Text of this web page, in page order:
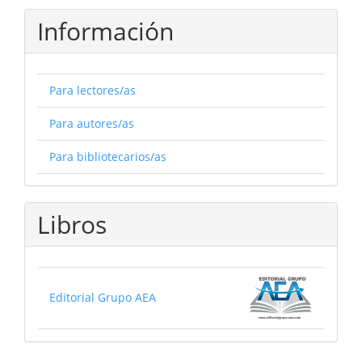
Información
Para lectores/as
Para autores/as
Para bibliotecarios/as
Libros
Editorial Grupo AEA